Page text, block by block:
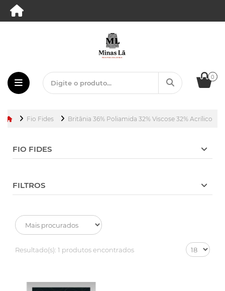
0
Fio Fides Britânia 36% Poliamida 32% Viscose 32% Acrílico
FIO FIDES
FILTROS
Resultado(s): 1 produtos encontrados